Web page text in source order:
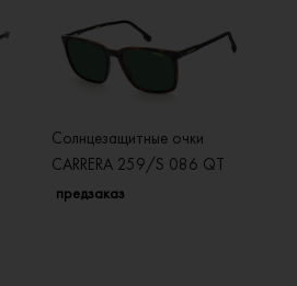
Солнцезащитные очки
CARRERA 259/S 086 QT
предзаказ